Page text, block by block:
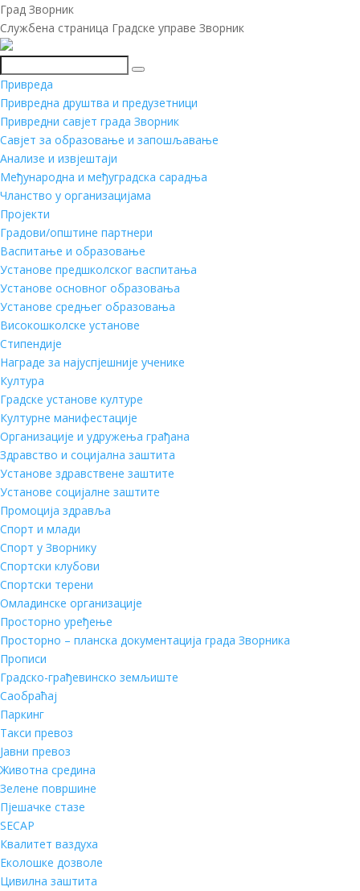
Град Зворник
Службена страница Градске управе Зворник
Претражи
Привреда
Привредна друштва и предузетници
Привредни савјет града Зворник
Савјет за образовање и запошљавање
Анализе и извјештаји
Међународна и међуградска сарадња
Чланство у организацијама
Пројекти
Градови/општине партнери
Васпитање и образовање
Установе предшколског васпитања
Установе основног образовања
Установе средњег образовања
Високошколске установе
Стипендије
Награде за најуспјешније ученике
Култура
Градске установе културе
Културне манифестације
Организације и удружења грађана
Здравство и социјална заштита
Установе здравствене заштите
Установе социјалне заштите
Промоција здравља
Спорт и млади
Спорт у Зворнику
Спортски клубови
Спортски терени
Омладинске организације
Просторно уређење
Просторно – планска документација града Зворника
Прописи
Градско-грађевинско земљиште
Саобраћај
Паркинг
Такси превоз
Јавни превоз
Животна средина
Зелене површине
Пјешачке стазе
SECAP
Квалитет ваздуха
Еколошке дозволе
Цивилна заштита